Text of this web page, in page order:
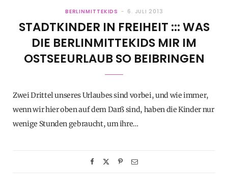
BERLINMITTEKIDS 6. JULI 2013
STADTKINDER IN FREIHEIT ::: WAS
DIE BERLINMITTEKIDS MIR IM
OSTSEEURLAUB SO BEIBRINGEN
Zwei Drittel unseres Urlaubes sind vorbei, und wie immer,
wenn wir hier oben auf dem Darß sind, haben die Kinder nur
wenige Stunden gebraucht, um ihre…